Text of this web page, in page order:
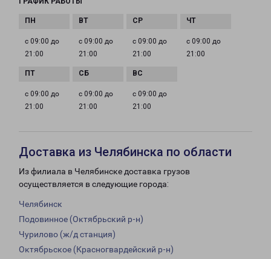
с 09:00 до
21:00
с 09:00 до
21:00
с 09:00 до
21:00
с 09:00 до
21:00
с 09:00 до
21:00
с 09:00 до
21:00
с 09:00 до
21:00
Доставка из Челябинска по области
Из филиала в Челябинске доставка грузов
осуществляется в следующие города:
Челябинск
Подовинное (Октябрьский р-н)
Чурилово (ж/д станция)
Октябрьское (Красногвардейский р-н)